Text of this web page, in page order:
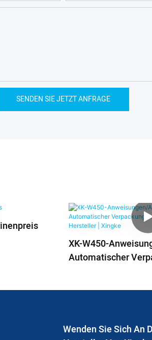
SENDEN SIE JETZT ANFRAGE
XK-W450-
Automatischer
Wenden Sie Sich An